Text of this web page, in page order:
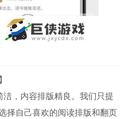
，内容排版精良。我们只提
择自己喜欢的阅读排版和翻页